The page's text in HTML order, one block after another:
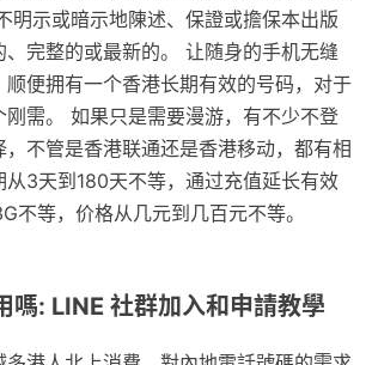
明示或暗示地陳述、保證或擔保本出版
完整的或最新的。 让随身的手机无缝
顺便拥有一个香港长期有效的号码，对于
需。 如果只是需要漫游，有不少不登
不管是香港联通还是香港移动，都有相
从3天到180天不等，通过充值延长有效
不等，价格从几元到几百元不等。
嗎: LINE 社群加入和申請教學